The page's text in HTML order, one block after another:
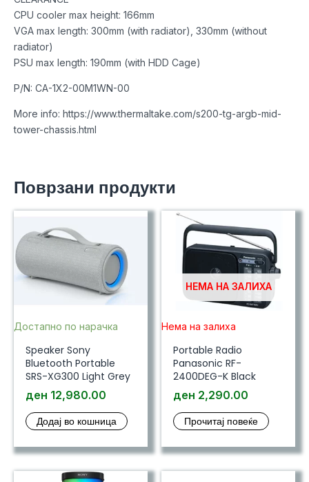
CPU cooler max height: 166mm
VGA max length: 300mm (with radiator), 330mm (without
radiator)
PSU max length: 190mm (with HDD Cage)
P/N: CA-1X2-00M1WN-00
More info: https://www.thermaltake.com/s200-tg-argb-mid-
tower-chassis.html
Поврзани продукти
Достапно по нарачка
Speaker Sony
Bluetooth Portable
SRS-XG300 Light Grey
ден 12,980.00
Додај во кошница
НЕМА НА ЗАЛИХА
Нема на залиха
Portable Radio
Panasonic RF-
2400DEG-K Black
ден 2,290.00
Прочитај повеќе